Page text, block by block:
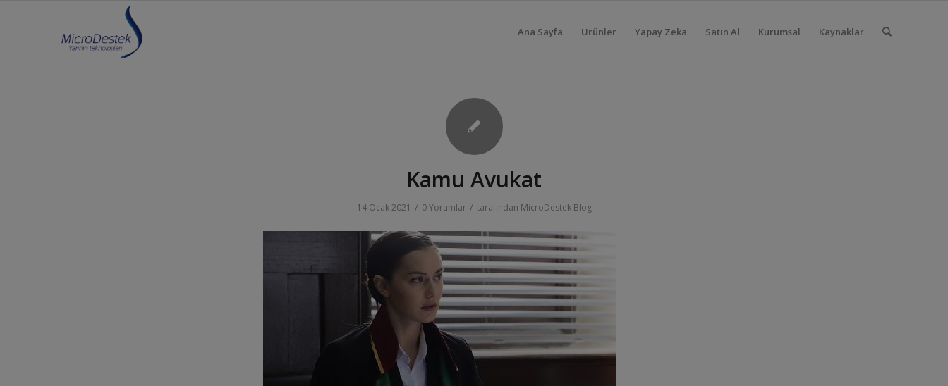
Ana Sayfa Ürünler Yapay Zeka Satın Al Kurumsal Kaynaklar
Kamu Avukat
14 Ocak 2021 / 0 Yorumlar / tarafından MicroDestek Blog